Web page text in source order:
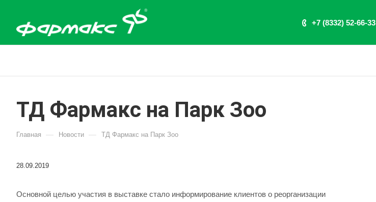
+7 (8332) 52-66-33
ТД Фармакс на Парк Зоо
Главная — Новости — ТД Фармакс на Парк Зоо
28.09.2019
Основной целью участия в выставке стало информирование клиентов о реорганизации